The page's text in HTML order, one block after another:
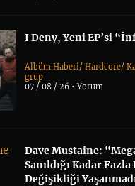
I Deny, Yeni EP’si
Albüm Haberi/Hardcore/
grup
07 / 08 / 26 •Yorum
Dave Mustaine:
Sanıldığı Kadar
Değişikliği